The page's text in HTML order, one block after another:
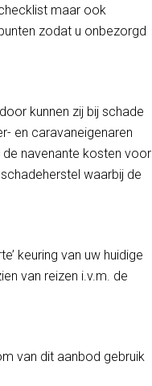
maar ook
zodat u onbezorgd
kunnen zij bij schade
en caravaneigenaren
navenante kosten voor
waarbij de
keuring van uw huidige
van reizen i.v.m. de
van dit aanbod gebruik